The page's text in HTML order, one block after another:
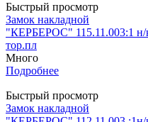
Быстрый просмотр
Замок накладной
"КЕРБЕРОС" 115.11.003:1 н/
тор.пл
Много
Подробнее
Быстрый просмотр
Замок накладной